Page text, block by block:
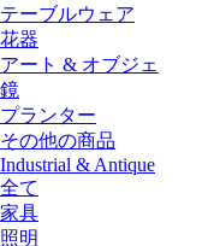
テーブルウェア
花器
アート & オブジェ
鏡
プランター
その他の商品
Industrial & Antique
全て
家具
照明